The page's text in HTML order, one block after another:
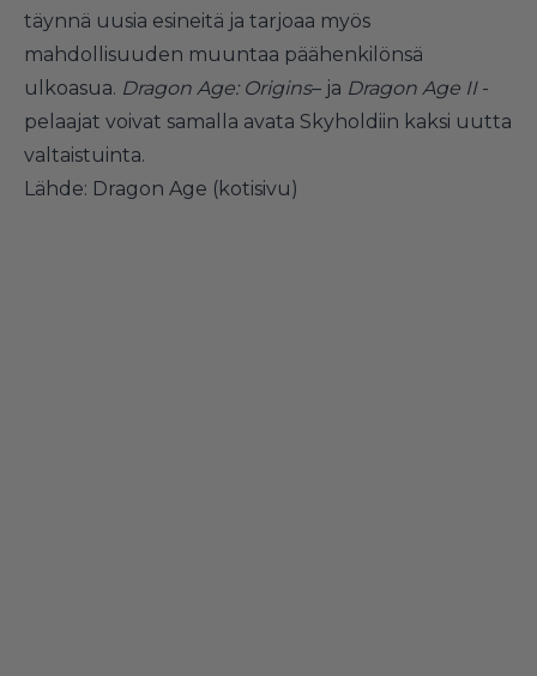
täynnä uusia esineitä ja tarjoaa myös
mahdollisuuden muuntaa päähenkilönsä
ulkoasua. Dragon Age: Origins– ja Dragon Age II -
pelaajat voivat samalla avata Skyholdiin kaksi uutta
valtaistuinta.
Lähde: Dragon Age (kotisivu)